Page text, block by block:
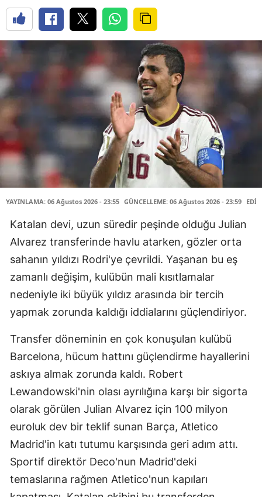
YAYINLAMA: 06 Ağustos 2026 - 23:55 GÜNCELLEME: 06 Ağustos 2026 - 23:59
Katalan devi, uzun süredir peşinde olduğu Julian
Alvarez transferinde havlu atarken, gözler orta
sahanın yıldızı Rodri'ye çevrildi. Yaşanan bu eş
zamanlı değişim, kulübün mali kısıtlamalar
nedeniyle iki büyük yıldız arasında bir tercih
yapmak zorunda kaldığı iddialarını güçlendiriyor.
Transfer döneminin en çok konuşulan kulübü
Barcelona, hücum hattını güçlendirme hayallerini
askıya almak zorunda kaldı. Robert
Lewandowski'nin olası ayrılığına karşı bir sigorta
olarak görülen Julian Alvarez için 100 milyon
euroluk dev bir teklif sunan Barça, Atletico
Madrid'in katı tutumu karşısında geri adım attı.
Sportif direktör Deco'nun Madrid'deki
temaslarına rağmen Atletico'nun kapıları